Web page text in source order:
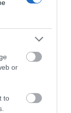
or
to
társ-
még
fognak
óriási